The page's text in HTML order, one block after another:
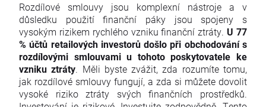
Rozdílové smlouvy jsou komplexní nástroje a v
důsledku použití finanční páky jsou spojeny s
vysokým rizikem rychlého vzniku finanční ztráty. U 77
% účtů retailových investorů došlo při obchodování s
rozdílovými smlouvami u tohoto poskytovatele ke
vzniku ztráty. Měli byste zvážit, zda rozumíte tomu,
jak rozdílové smlouvy fungují, a zda si můžete dovolit
vysoké riziko ztráty svých finančních prostředků.